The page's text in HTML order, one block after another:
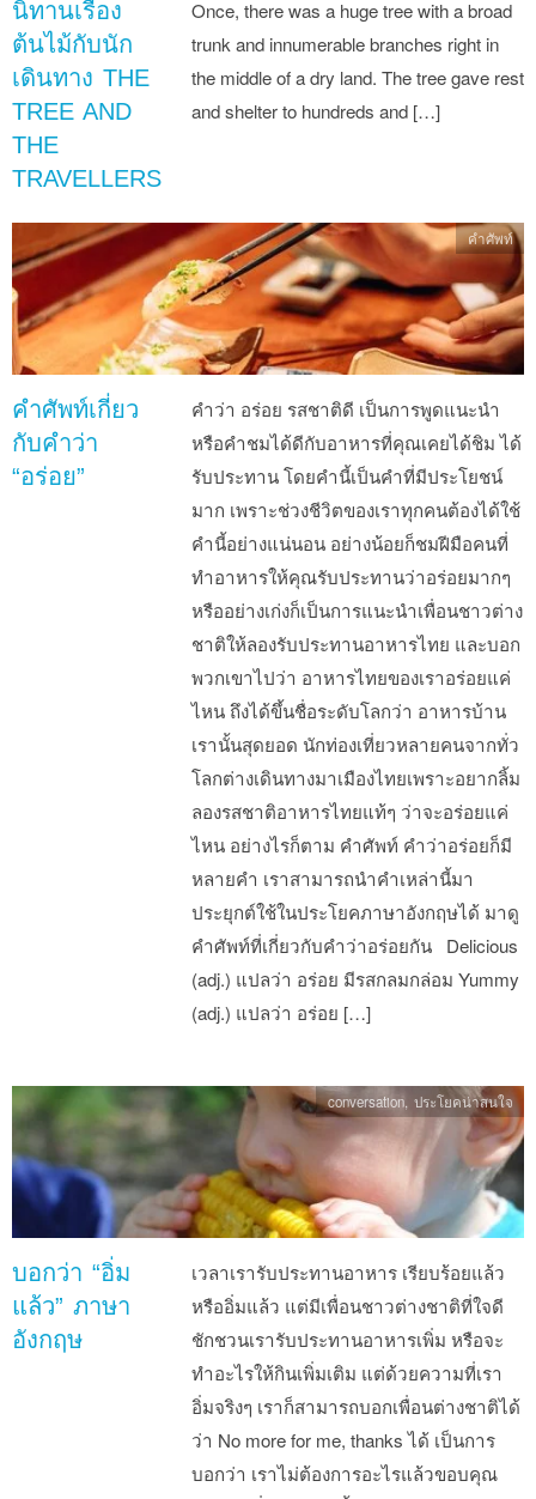
นิทานเรื่อง
ต้นไม้กับนัก
เดินทาง THE
TREE AND
THE
TRAVELLERS
Once, there was a huge tree with a broad
trunk and innumerable branches right in
the middle of a dry land. The tree gave rest
and shelter to hundreds and […]
คำศัพท์เกี่ยว
กับคำว่า
“อร่อย”
คำว่า อร่อย รสชาติดี เป็นการพูดแนะนำ
หรือคำชมได้ดีกับอาหารที่คุณเคยได้ชิม ได้
รับประทาน โดยคำนี้เป็นคำที่มีประโยชน์
มาก เพราะช่วงชีวิตของเราทุกคนต้องได้ใช้
คำนี้อย่างแน่นอน อย่างน้อยก็ชมฝีมือคนที่
ทำอาหารให้คุณรับประทานว่าอร่อยมากๆ
หรืออย่างเก่งก็เป็นการแนะนำเพื่อนชาวต่าง
ชาติให้ลองรับประทานอาหารไทย และบอก
พวกเขาไปว่า อาหารไทยของเราอร่อยแค่
ไหน ถึงได้ขึ้นชื่อระดับโลกว่า อาหารบ้าน
เรานั้นสุดยอด นักท่องเที่ยวหลายคนจากทั่ว
โลกต่างเดินทางมาเมืองไทยเพราะอยากลิ้ม
ลองรสชาติอาหารไทยแท้ๆ ว่าจะอร่อยแค่
ไหน อย่างไรก็ตาม คำศัพท์ คำว่าอร่อยก็มี
หลายคำ เราสามารถนำคำเหล่านี้มา
ประยุกต์ใช้ในประโยคภาษาอังกฤษได้ มาดู
คำศัพท์ที่เกี่ยวกับคำว่าอร่อยกัน Delicious
(adj.) แปลว่า อร่อย มีรสกลมกล่อม Yummy
(adj.) แปลว่า อร่อย […]
คำศัพท์
บอกว่า “อิ่ม
แล้ว” ภาษา
อังกฤษ
เวลาเรารับประทานอาหาร เรียบร้อยแล้ว
หรืออิ่มแล้ว แต่มีเพื่อนชาวต่างชาติที่ใจดี
ชักชวนเรารับประทานอาหารเพิ่ม หรือจะ
ทำอะไรให้กินเพิ่มเติม แต่ด้วยความที่เรา
อิ่มจริงๆ เราก็สามารถบอกเพื่อนต่างชาติได้
ว่า No more for me, thanks ได้ เป็นการ
บอกว่า เราไม่ต้องการอะไรแล้วขอบคุณ
conversation, ประโยคน่าสนใจ